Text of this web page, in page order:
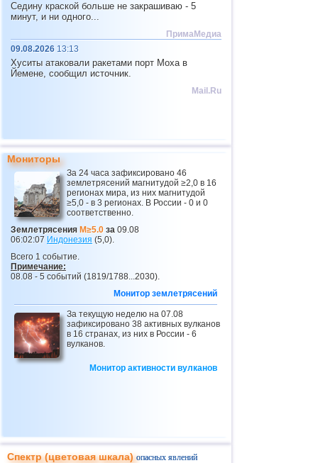
Седину краской больше не закрашиваю - 5
минут, и ни одного...
ПримаМедиа
09.08.2026 13:13
Хуситы атаковали ракетами порт Моха в
Йемене, сообщил источник.
Mail.Ru
Мониторы
За 24 часа зафиксировано 46
землетрясений магнитудой ≥2,0 в 16
регионах мира, из них магнитудой
≥5,0 - в 3 регионах. В России - 0 и 0
соответственно.
Землетрясения M≥5.0 за 09.08
06:02:07 Индонезия (5,0).
Всего 1 событие.
Примечание:
08.08 - 5 событий (1819/1788...2030).
Монитор землетрясений
За текущую неделю на 07.08
зафиксировано 38 активных вулканов
в 16 странах, из них в России - 6
вулканов.
Монитор активности вулканов
Спектр (цветовая шкала)опасных явлений